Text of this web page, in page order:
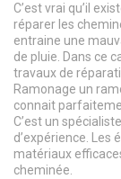
C’est vrai qu’il
réparer les
entraine une
de pluie. Dans ce
travaux de
Ramonage un
connait
C’est un
d’expérience. Les
matériaux
cheminée.